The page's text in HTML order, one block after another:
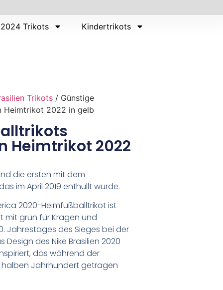
Trikots Kindertrikots
Trikots / Günstige
Heimtrikot 2022 in gelb
Heimtrikot 2022
die ersten mit dem
im April 2019 enthüllt wurde.
2020-Heimfußballtrikot ist
mit grün für Kragen und
Jahrestages des Sieges bei der
des Nike Brasilien 2020
das während der
Jahrhundert getragen